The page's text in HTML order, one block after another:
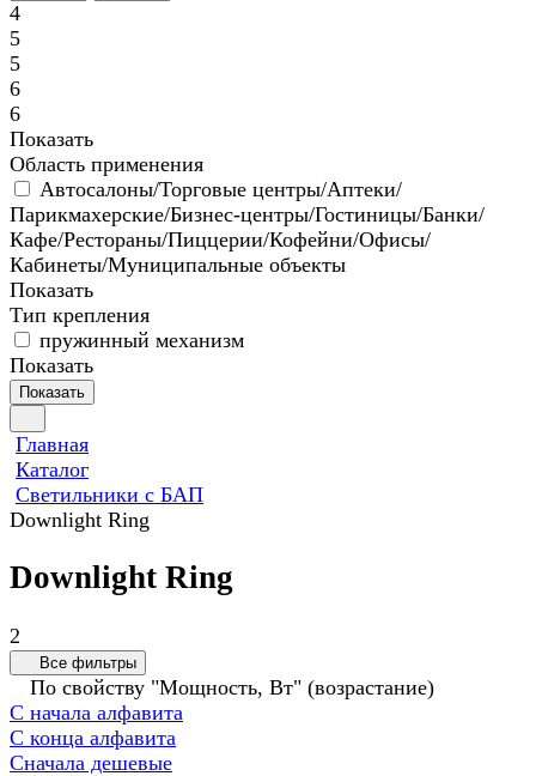
4
5
5
6
6
Показать
Область применения
Автосалоны/Торговые центры/Аптеки/
Парикмахерские/Бизнес-центры/Гостиницы/Банки/
Кафе/Рестораны/Пиццерии/Кофейни/Офисы/
Кабинеты/Муниципальные объекты
Показать
Тип крепления
пружинный механизм
Показать
Показать
Главная
Каталог
Светильники с БАП
Downlight Ring
Downlight Ring
2
Все фильтры
По свойству "Мощность, Вт" (возрастание)
С начала алфавита
С конца алфавита
Сначала дешевые